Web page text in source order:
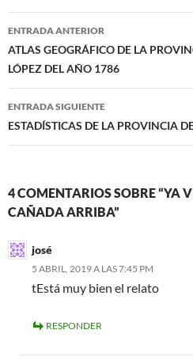
Navegación
de
entradas
ENTRADA ANTERIOR
ATLAS GEOGRÁFICO DE LA
LÓPEZ DEL AÑO 1786
ENTRADA SIGUIENTE
ESTADÍSTICAS DE LA PROVINCIA
4 COMENTARIOS SOBRE “YA
CAÑADA ARRIBA”
josé
5 ABRIL, 2019 A LAS 7:45 PM
tEstá muy bien el relato
RESPONDER